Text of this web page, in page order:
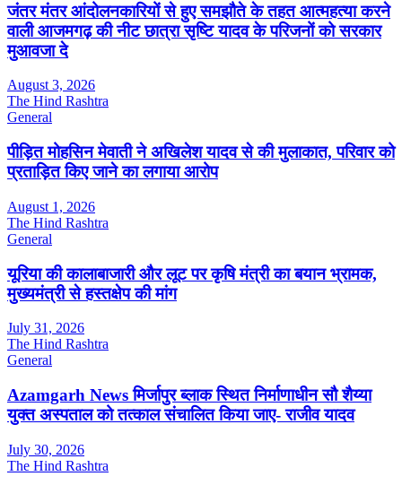
जंतर मंतर आंदोलनकारियों से हुए समझौते के तहत आत्महत्या करने
वाली आजमगढ़ की नीट छात्रा सृष्टि यादव के परिजनों को सरकार
मुआवजा दे
August 3, 2026
The Hind Rashtra
General
पीड़ित मोहसिन मेवाती ने अखिलेश यादव से की मुलाकात, परिवार को
प्रताड़ित किए जाने का लगाया आरोप
August 1, 2026
The Hind Rashtra
General
यूरिया की कालाबाजारी और लूट पर कृषि मंत्री का बयान भ्रामक,
मुख्यमंत्री से हस्तक्षेप की मांग
July 31, 2026
The Hind Rashtra
General
Azamgarh News मिर्जापुर ब्लाक स्थित निर्माणाधीन सौ शैय्या
युक्त अस्पताल को तत्काल संचालित किया जाए- राजीव यादव
July 30, 2026
The Hind Rashtra